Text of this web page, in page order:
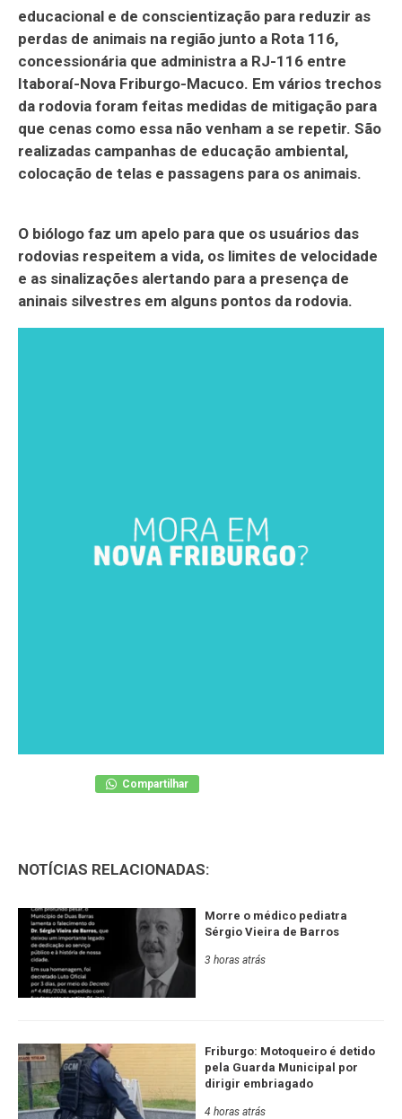
educacional e de conscientização para reduzir as
perdas de animais na região junto a Rota 116,
concessionária que administra a RJ-116 entre
Itaboraí-Nova Friburgo-Macuco. Em vários trechos
da rodovia foram feitas medidas de mitigação para
que cenas como essa não venham a se repetir. São
realizadas campanhas de educação ambiental,
colocação de telas e passagens para os animais.
O biólogo faz um apelo para que os usuários das
rodovias respeitem a vida, os limites de velocidade
e as sinalizações alertando para a presença de
aninais silvestres em alguns pontos da rodovia.
Compartilhar
NOTÍCIAS RELACIONADAS:
Morre o médico pediatra
Sérgio Vieira de Barros
3 horas atrás
Friburgo: Motoqueiro é detido
pela Guarda Municipal por
dirigir embriagado
4 horas atrás